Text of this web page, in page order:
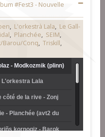
#Fest3 - Nouvelle
, L'orkestrà Lala, Le Gall-
, Planchée, SEIM,
Barou/Conq, Triskill,
- Modkozmik (plinn)
L'orkestra Lala
côté de la rive - Zonj
- Planchée (avt2 du
kornogiz - Barok